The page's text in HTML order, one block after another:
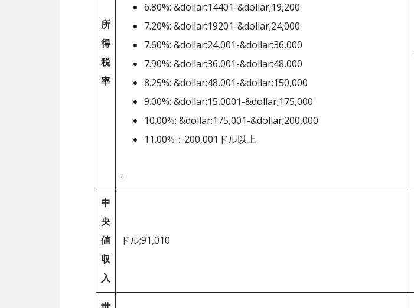
所
得
税
率
6.80%: &dollar;14401-&dollar;19,200
7.20%: &dollar;19201-&dollar;24,000
7.60%: &dollar;24,001-&dollar;36,000
7.90%: &dollar;36,001-&dollar;48,000
8.25%: &dollar;48,001-&dollar;150,000
9.00%: &dollar;15,0001-&dollar;175,000
10.00%: &dollar;175,001-&dollar;200,000
11.00%：200,001ドル以上
。
中
央
値
収
入
ドル;91,010